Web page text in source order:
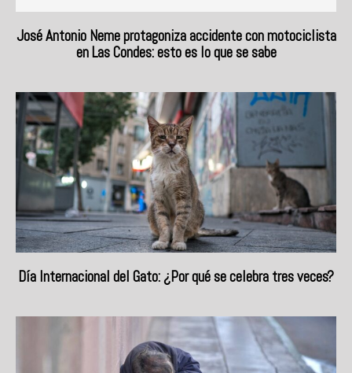
José Antonio Neme protagoniza accidente con motociclista
en Las Condes: esto es lo que se sabe
Día Internacional del Gato: ¿Por qué se celebra tres veces?